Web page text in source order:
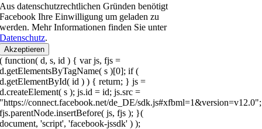
Aus datenschutzrechtlichen Gründen benötigt
Facebook Ihre Einwilligung um geladen zu
werden. Mehr Informationen finden Sie unter
Datenschutz.
Akzeptieren
( function( d, s, id ) { var js, fjs =
d.getElementsByTagName( s )[0]; if (
d.getElementById( id ) ) { return; } js =
d.createElement( s ); js.id = id; js.src =
"https://connect.facebook.net/de_DE/sdk.js#xfbml=1&version=v12.0";
fjs.parentNode.insertBefore( js, fjs ); }(
document, 'script', 'facebook-jssdk' ) );